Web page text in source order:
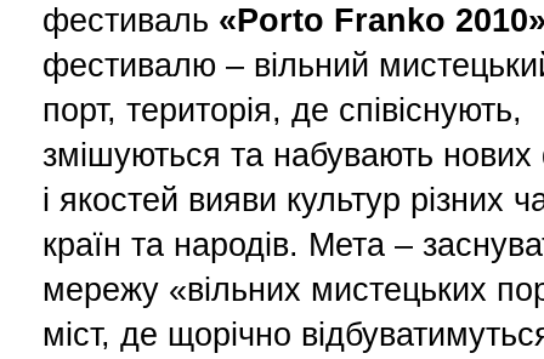
фестиваль «Porto Franko
фестивалю – вільний
порт, територія, де співіснують,
змішуються та набувають
і якостей вияви культур різних
країн та народів. Мета –
мережу «вільних мистецьких
міст, де щорічно